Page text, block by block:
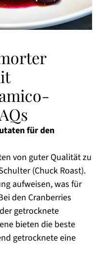
für den
von guter Qualität zu
(Chuck Roast).
aufweisen, was für
den Cranberries
getrocknete
bieten die beste
getrocknete eine